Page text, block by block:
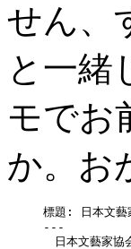
せん、
と一緒
モでお
か。お
標題: 日本文藝
---
日本文藝家協